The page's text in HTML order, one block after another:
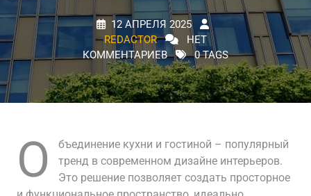
12 АПРЕЛЯ 2025
REDACTOR
НЕТ
КОММЕНТАРИЕВ
0 TAGS
О
бъединение кухни и гостиной – популярный
тренд в современном дизайне интерьеров.
Это решение позволяет создать просторное